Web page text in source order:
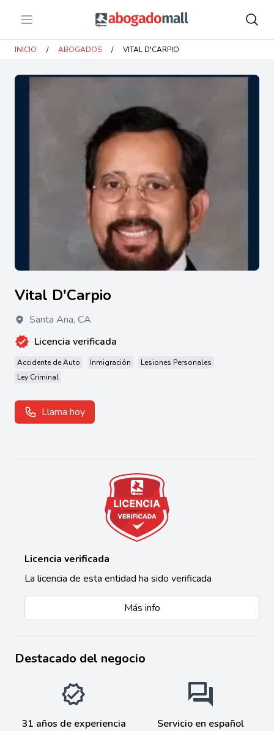
Open menu Abogadomall
INICIO / ABOGADOS / VITAL D'CARPIO
Vital D'Carpio
Santa Ana, CA
Licencia verificada
Accidente de Auto Inmigración
Lesiones Personales
Ley Criminal
Llama hoy
Licencia verificada
La licencia de esta entidad ha sido verificada
Más info
Destacado del negocio
31 años de experiencia Servicio en español